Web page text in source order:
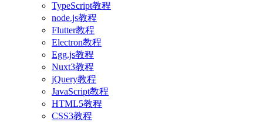
TypeScript教程
node.js教程
Flutter教程
Electron教程
Egg.js教程
Nuxt3教程
jQuery教程
JavaScript教程
HTML5教程
CSS3教程